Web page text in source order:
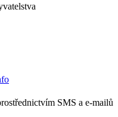
SMS a e-mailů